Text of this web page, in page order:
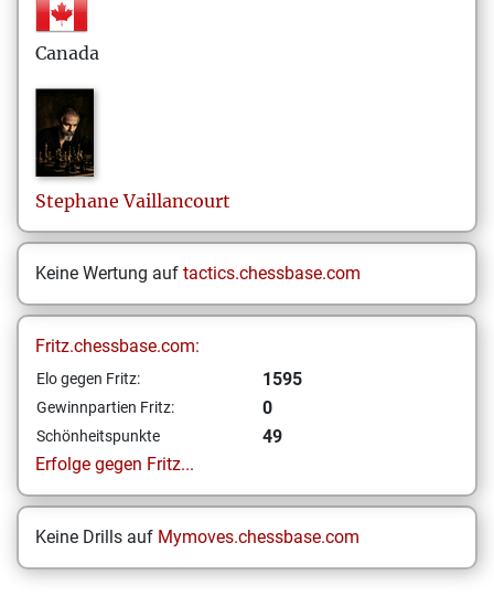
Canada
Stephane Vaillancourt
Keine Wertung auf tactics.chessbase.com
Fritz.chessbase.com:
Elo gegen Fritz: 1595
Gewinnpartien Fritz: 0
Schönheitspunkte
49
Erfolge gegen Fritz...
Keine Drills auf Mymoves.chessbase.com